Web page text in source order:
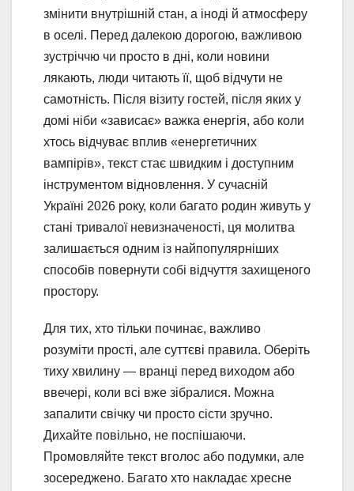
змінити внутрішній стан, а іноді й атмосферу
в оселі. Перед далекою дорогою, важливою
зустріччю чи просто в дні, коли новини
лякають, люди читають її, щоб відчути не
самотність. Після візиту гостей, після яких у
домі ніби «зависає» важка енергія, або коли
хтось відчуває вплив «енергетичних
вампірів», текст стає швидким і доступним
інструментом відновлення. У сучасній
Україні 2026 року, коли багато родин живуть у
стані тривалої невизначеності, ця молитва
залишається одним із найпопулярніших
способів повернути собі відчуття захищеного
простору.
Для тих, хто тільки починає, важливо
розуміти прості, але суттєві правила. Оберіть
тиху хвилину — вранці перед виходом або
ввечері, коли всі вже зібралися. Можна
запалити свічку чи просто сісти зручно.
Дихайте повільно, не поспішаючи.
Промовляйте текст вголос або подумки, але
зосереджено. Багато хто накладає хресне